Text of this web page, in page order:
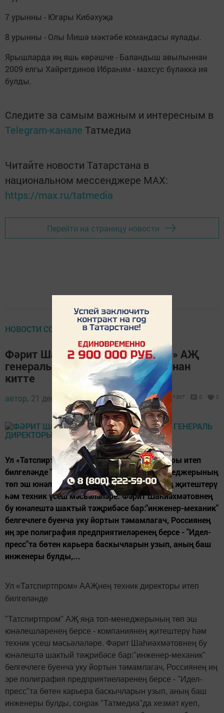
7 урынны - Югары Кибәхуҗа
8 урынны - Олы Мишә мәктәбе командасы яулады.
Ярышларда иң яшь көрәшче - Баландыш авылыннан
2009 елгы Хәйретдинов Ибраһим - махсус бүләккә ия
булды.
Следите за самым важным и интересным в
Telegram-канале Татмедиа
Читайте новости Татарстана в
национальном мессенджере MАХ:
https://max.ru/tatmedia
Перейти на страницу новости
НОВОСТИ СО ВСЕГО СВЕТА
Фәрит Шаһиәхмәтов «Татмедиа» АҖ
генераль директоры вазифасыннан
китте
автор, 21 декабрь 2015 - 07:11 1307 0 0
Ул «Татспиртпром» ААҖнең техник директоры итеп
билгеләнде "Татспиртпром" АҖ яңа топ-менеджерының
төп эш юнәлешләренең берсе - компаниянең җитештерү
һәм техник үсеш мәсьәләләре. Фәрит Шаһиәхмәтовнең
бу юнәлештә шактый тәҗрибәсе бар:"инженер-механик"
белгечлеге буенча уку йортын тәмамлагач, Россиянең
иң эре полиграфия предприятиеләренең берсе - "Идел-
пресс"та бөтен карьера баскычларын узып, аның баш
инженеры булды,...
Ул «Татспиртпром» ААҖнең техник директоры итеп
билгеләнде
"Татспиртпром" АҖ яңа топ-менеджерының төп эш
юнәлешләренең берсе - компаниянең җитештерү һәм
техник үсеш мәсьәләләре. Фәрит Шаһиәхмәтовнең бу
юнәлештә шактый тәҗрибәсе бар:"инженер-механик"
белгечлеге буенча уку йортын тәмамлагач, Россиянең иң
эре полиграфия предприятиеләренең берсе - "Идел-
пресс"та бөтен карьера баскычларын узып, аның баш
инженеры булды, соңрак "Татмедиа"да хезмәт куеп,